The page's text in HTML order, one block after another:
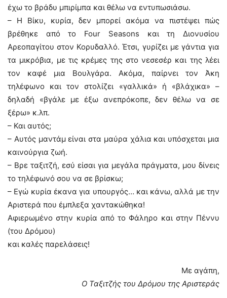
έχω το βράδυ μπιρίμπα και θέλω να εντυπωσιάσω.
– Η Βίκυ, κυρία, δεν μπορεί ακόμα να πιστέψει πώς
βρέθηκε από το Four Seasons και τη Διονυσίου
Αρεοπαγίτου στον Κορυδαλλό. Έτσι, γυρίζει με γάντια για
τα μικρόβια, με τις κρέμες της στο νεσεσέρ και της λέει
τον καφέ μια Βουλγάρα. Ακόμα, παίρνει τον Άκη
τηλέφωνο και τον στολίζει «γαλλικά» ή «βλάχικα» –
δηλαδή «βγάλε με έξω ανεπρόκοπε, δεν θέλω να σε
ξέρω» κ.λπ.
– Και αυτός;
– Αυτός μαντάμ είναι στα μαύρα χάλια και υπόσχεται μια
καινούργια ζωή.
– Βρε ταξιτζή, εσύ είσαι για μεγάλα πράγματα, μου δίνεις
το τηλέφωνό σου να σε βρίσκω;
– Εγώ κυρία έκανα για υπουργός… και κάνω, αλλά με την
Αριστερά που έμπλεξα χαντακώθηκα!
Αφιερωμένο στην κυρία από το Φάληρο και στην Πέννυ
(του Δρόμου)
και καλές παρελάσεις!
Με αγάπη,
Ο Ταξιτζής του Δρόμου της Αριστεράς